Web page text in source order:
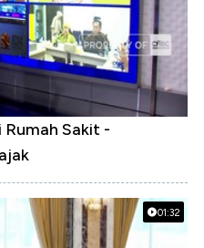
Sakit -
01:32